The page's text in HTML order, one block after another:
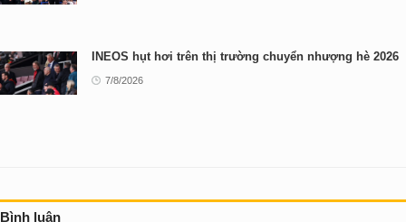
INEOS hụt hơi trên thị trường chuyển nhượng hè 2026
7/8/2026
Bình luận